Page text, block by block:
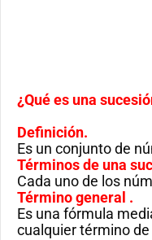
¿Qué es una
Definición.
Es un conjunto de
Términos de una
Cada uno de los
Término general .
Es una fórmula
cualquier término